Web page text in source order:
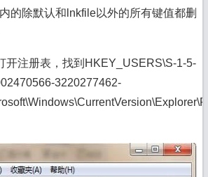
的除默认和lnkfile以外的所有键值都删
开注册表，找到HKEY_USERS\S-1-5-
3220277462-
\Windows